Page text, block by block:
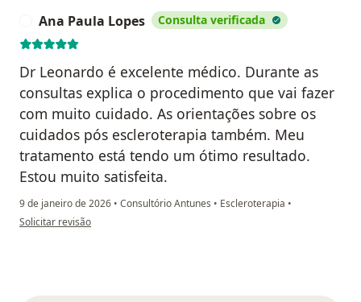
Ana Paula Lopes Consulta verificada
Dr Leonardo é excelente médico. Durante as
consultas explica o procedimento que vai fazer
com muito cuidado. As orientações sobre os
cuidados pós escleroterapia também. Meu
tratamento está tendo um ótimo resultado.
Estou muito satisfeita.
9 de janeiro de 2026 • Consultório Antunes • Escleroterapia •
na opinião do utilizador Ana Paula Lopes
Solicitar revisão